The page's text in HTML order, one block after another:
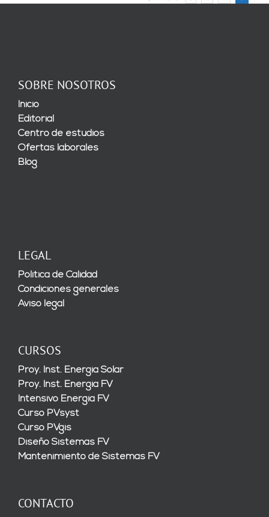
SOBRE NOSOTROS
Inicio
Editorial
Centro de estudios
Ofertas laborales
Blog
LEGAL
Política de Calidad
Condiciones generales
Aviso legal
CURSOS
Proy. Inst. Energía Solar
Proy. Inst. Energía FV
Intensivo Energía FV
Curso PVsyst
Curso PVgis
Diseño Sistemas FV
Mantenimiento de Sistemas FV
CONTACTO